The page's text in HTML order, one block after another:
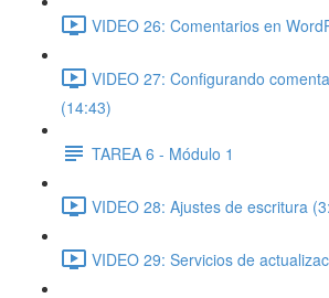
VIDEO 26: Comentarios en
VIDEO 27: Configurando
(14:43)
TAREA 6 - Módulo 1
VIDEO 28: Ajustes de escritura
VIDEO 29: Servicios de